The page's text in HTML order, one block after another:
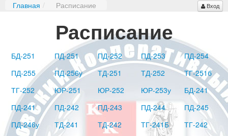
Главная / Расписание Вход
Расписание
БД-251 ПД-251 ПД-252 ПД-253
ПД-254
ПД-255
ПД-256у ТД-251 ТД-252
ТГ-251б
ТГ-252
ЮР-251 ЮР-252 ЮР-253у
БД-241
ПД-241
ПД-242 ПД-243 ПД-244
ПД-245
ПД-246у
ТД-241 ТД-242 ТГ-241Б
ТГ-242